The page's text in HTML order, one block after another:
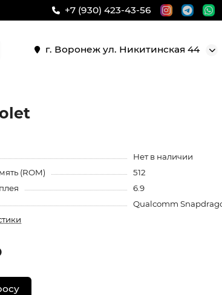
+7 (930) 423-43-56
г. Воронеж ул. Никитинская 44
Нет в наличии
(ROM)
512
6.9
Qualcomm